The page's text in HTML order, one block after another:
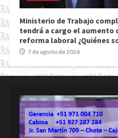
Ministerio de Trabajo
tendrá a cargo el aumento
reforma laboral ¿Quiénes
7 de agosto de 2026